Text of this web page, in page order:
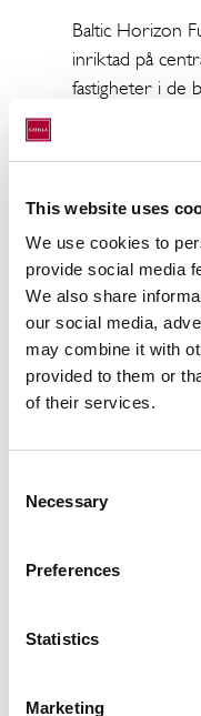
This website uses
We use cookies to
provide social media
We also share
our social media,
may combine it with
provided to them or
of their services.
Selection
Necessary
Preferences
Statistics
Marketing
Baltic Horizon
inriktad på
fastigheter i de
nu har väckts
fortsatt intresse
som ser den
kommersiella
Baltikum”,
projektledare
starten har
Catella Bank S.A.